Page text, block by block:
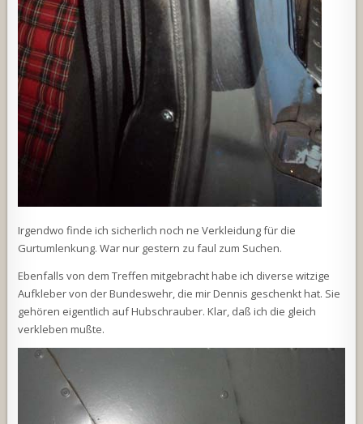
Irgendwo finde ich sicherlich noch ne Verkleidung für die
Gurtumlenkung. War nur gestern zu faul zum Suchen.
Ebenfalls von dem Treffen mitgebracht habe ich diverse witzige
Aufkleber von der Bundeswehr, die mir Dennis geschenkt hat. Sie
gehören eigentlich auf Hubschrauber. Klar, daß ich die gleich
verkleben mußte.